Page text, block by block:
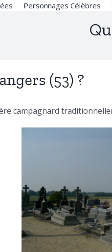
Personnages Célèbres
(53) ?
campagnard